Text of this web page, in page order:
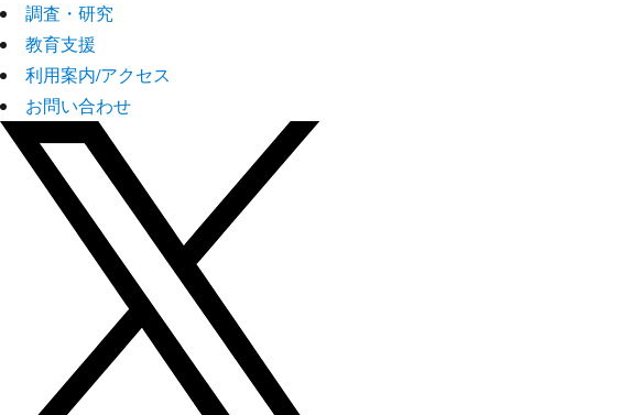
調査・研究
教育支援
利用案内/アクセス
お問い合わせ